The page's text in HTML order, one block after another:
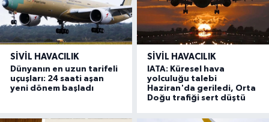
SIVIL HAVACILIK
Dünyanın en uzun tarifeli
uçuşları: 24 saati aşan
yeni dönem başladı
SIVIL HAVACILIK
IATA: Küresel hava
yolculuğu talebi
Haziran'da geriledi, Orta
Doğu trafiği sert düştü